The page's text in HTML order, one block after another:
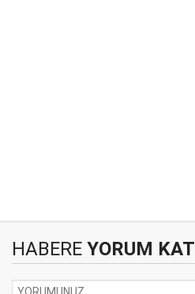
HABERE YORUM KAT